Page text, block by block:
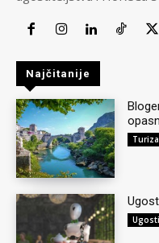
Najčitanije